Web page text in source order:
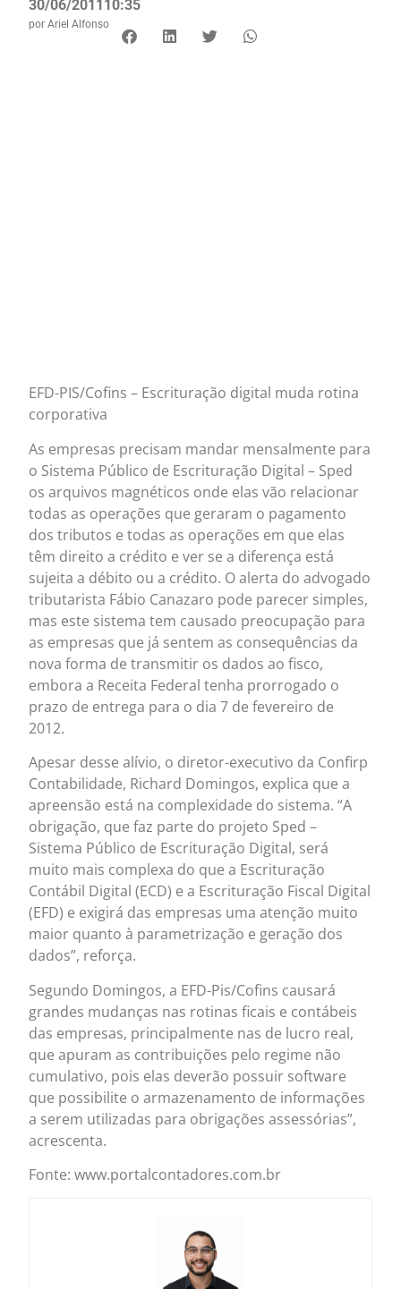
30/06/201110:35
por Ariel Alfonso
EFD-PIS/Cofins – Escrituração digital muda rotina
corporativa
As empresas precisam mandar mensalmente para
o Sistema Público de Escrituração Digital – Sped
os arquivos magnéticos onde elas vão relacionar
todas as operações que geraram o pagamento
dos tributos e todas as operações em que elas
têm direito a crédito e ver se a diferença está
sujeita a débito ou a crédito. O alerta do advogado
tributarista Fábio Canazaro pode parecer simples,
mas este sistema tem causado preocupação para
as empresas que já sentem as consequências da
nova forma de transmitir os dados ao fisco,
embora a Receita Federal tenha prorrogado o
prazo de entrega para o dia 7 de fevereiro de
2012.
Apesar desse alívio, o diretor-executivo da Confirp
Contabilidade, Richard Domingos, explica que a
apreensão está na complexidade do sistema. “A
obrigação, que faz parte do projeto Sped –
Sistema Público de Escrituração Digital, será
muito mais complexa do que a Escrituração
Contábil Digital (ECD) e a Escrituração Fiscal Digital
(EFD) e exigirá das empresas uma atenção muito
maior quanto à parametrização e geração dos
dados”, reforça.
Segundo Domingos, a EFD-Pis/Cofins causará
grandes mudanças nas rotinas ficais e contábeis
das empresas, principalmente nas de lucro real,
que apuram as contribuições pelo regime não
cumulativo, pois elas deverão possuir software
que possibilite o armazenamento de informações
a serem utilizadas para obrigações assessórias”,
acrescenta.
Fonte: www.portalcontadores.com.br